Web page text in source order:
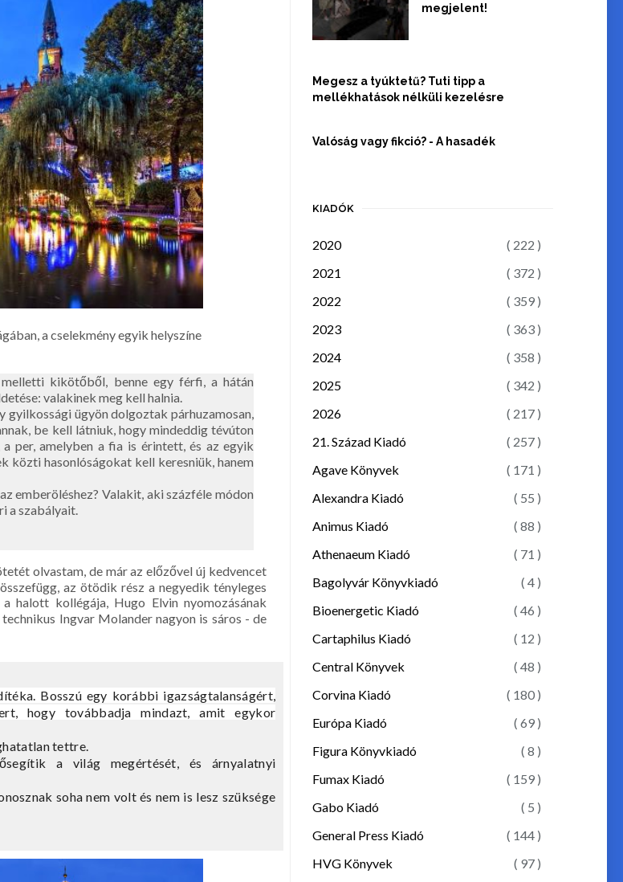
a cselekmény egyik helyszíne
kikötőből, benne egy férfi, a hátán
valakinek meg kell halnia.
gyilkossági ügyön dolgoztak párhuzamosan,
be kell látniuk, hogy mindeddig tévúton
per, amelyben a fia is érintett, és az egyik
közti hasonlóságokat kell keresniük, hanem
emberöléshez? Valakit, aki százféle módon
a szabályait.
olvastam, de már az előzővel új kedvencet
az ötödik rész a negyedik tényleges
kollégája, Hugo Elvin nyomozásának
Ingvar Molander nagyon is sáros - de
Bosszú egy korábbi igazságtalanságért,
hogy továbbadja mindazt, amit egykor
tettre.
a világ megértését, és árnyalatnyi
soha nem volt és nem is lesz szüksége
megjelent!
Megesz a tyúktetű? Tuti tipp a
mellékhatások nélküli kezelésre
Valóság vagy fikció? - A hasadék
KIADÓK
2020
( 222 )
2021
( 372 )
2022
( 359 )
2023
( 363 )
2024
( 358 )
2025
( 342 )
2026
( 217 )
21. Század Kiadó
( 257 )
Agave Könyvek
( 171 )
Alexandra Kiadó
( 55 )
Animus Kiadó
( 88 )
Athenaeum Kiadó
( 71 )
Bagolyvár Könyvkiadó
( 4 )
Bioenergetic Kiadó
( 46 )
Cartaphilus Kiadó
( 12 )
Central Könyvek
( 48 )
Corvina Kiadó
( 180 )
Európa Kiadó
( 69 )
Figura Könyvkiadó
( 8 )
Fumax Kiadó
( 159 )
Gabo Kiadó
( 5 )
General Press Kiadó
( 144 )
HVG Könyvek
( 97 )